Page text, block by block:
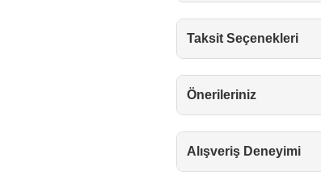
Taksit Seçenekleri
Önerileriniz
Alışveriş Deneyimi